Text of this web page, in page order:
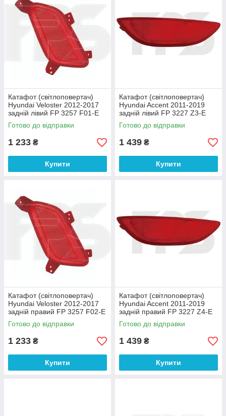
Катафот (світлоповертач)
Hyundai Veloster 2012-2017
задній лівий FP 3257 F01-E
DEPO
Готово до відправки
1 233 ₴
Купити
Катафот (світлоповертач)
Hyundai Accent 2011-2019
задній лівий FP 3227 Z3-E
DEPO
Готово до відправки
1 439 ₴
Купити
Катафот (світлоповертач)
Hyundai Veloster 2012-2017
задній правий FP 3257 F02-E
DEPO
Готово до відправки
1 233 ₴
Купити
Катафот (світлоповертач)
Hyundai Accent 2011-2019
задній правий FP 3227 Z4-E
DEPO
Готово до відправки
1 439 ₴
Купити